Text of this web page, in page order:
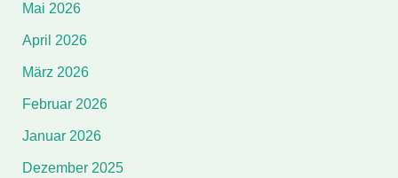
Mai 2026
April 2026
März 2026
Februar 2026
Januar 2026
Dezember 2025